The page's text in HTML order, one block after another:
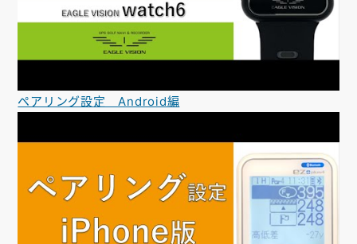
ペアリング設定 Android編